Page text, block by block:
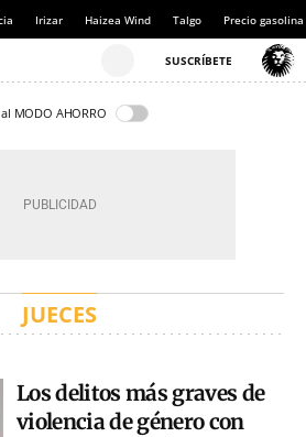
Irizar Haizea Wind Talgo Precio gasolina
MODO AHORRO
JUECES
Los delitos más graves de
violencia de género con